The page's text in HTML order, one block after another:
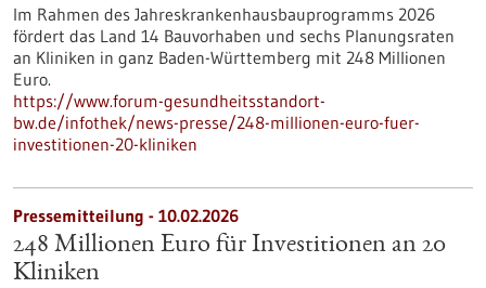
Im Rahmen des Jahreskrankenhausbauprogramms 2026
fördert das Land 14 Bauvorhaben und sechs Planungsraten
an Kliniken in ganz Baden-Württemberg mit 248 Millionen
Euro.
https://www.forum-gesundheitsstandort-
bw.de/infothek/news-presse/248-millionen-euro-fuer-
investitionen-20-kliniken
Pressemitteilung - 10.02.2026
248 Millionen Euro für Investitionen an 20
Kliniken